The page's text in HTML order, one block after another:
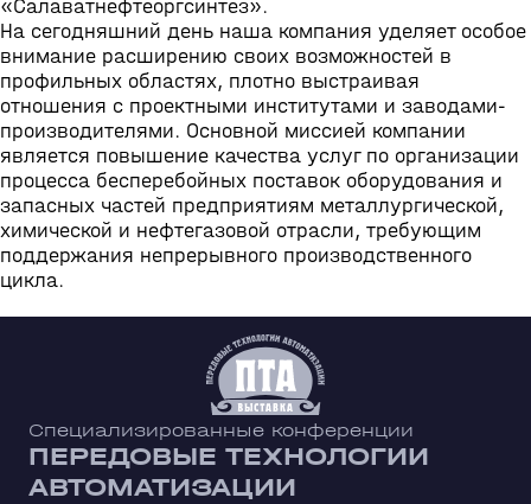
«Салаватнефтеоргсинтез».
На сегодняшний день наша компания уделяет особое
внимание расширению своих возможностей в
профильных областях, плотно выстраивая
отношения с проектными институтами и заводами-
производителями. Основной миссией компании
является повышение качества услуг по организации
процесса бесперебойных поставок оборудования и
запасных частей предприятиям металлургической,
химической и нефтегазовой отрасли, требующим
поддержания непрерывного производственного
цикла.
Специализированные конференции
ПЕРЕДОВЫЕ ТЕХНОЛОГИИ
АВТОМАТИЗАЦИИ